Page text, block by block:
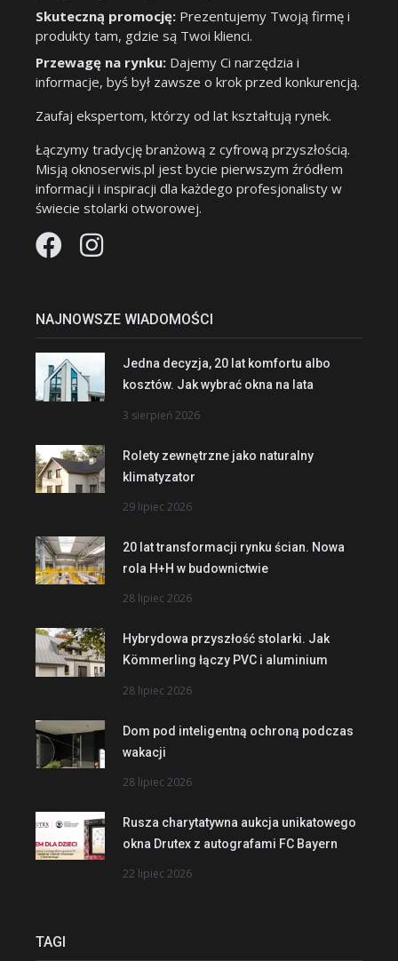
Skuteczną promocję: Prezentujemy Twoją firmę i
produkty tam, gdzie są Twoi klienci.
Przewagę na rynku: Dajemy Ci narzędzia i
informacje, byś był zawsze o krok przed konkurencją.
Zaufaj ekspertom, którzy od lat kształtują rynek.
Łączymy tradycję branżową z cyfrową przyszłością.
Misją oknoserwis.pl jest bycie pierwszym źródłem
informacji i inspiracji dla każdego profesjonalisty w
świecie stolarki otworowej.
NAJNOWSZE WIADOMOŚCI
Jedna decyzja, 20 lat komfortu albo
kosztów. Jak wybrać okna na lata
3 sierpień 2026
Rolety zewnętrzne jako naturalny
klimatyzator
29 lipiec 2026
20 lat transformacji rynku ścian. Nowa
rola H+H w budownictwie
28 lipiec 2026
Hybrydowa przyszłość stolarki. Jak
Kömmerling łączy PVC i aluminium
28 lipiec 2026
Dom pod inteligentną ochroną podczas
wakacji
28 lipiec 2026
Rusza charytatywna aukcja unikatowego
okna Drutex z autografami FC Bayern
22 lipiec 2026
TAGI